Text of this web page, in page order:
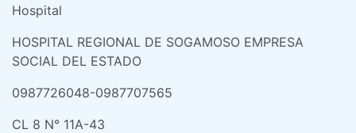
Hospital
HOSPITAL REGIONAL DE SOGAMOSO EMPRESA
SOCIAL DEL ESTADO
0987726048-0987707565
CL 8 N° 11A-43